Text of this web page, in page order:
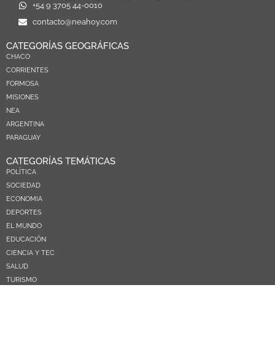
+54 9 3705 44-0010
contacto@neahoy.com
CATEGORÍAS GEOGRÁFICAS
CHACO
CORRIENTES
FORMOSA
MISIONES
NEA
ARGENTINA
PARAGUAY
CATEGORÍAS TEMÁTICAS
POLÍTICA
SOCIEDAD
ECONOMIA
DEPORTES
EL MUNDO
EDUCACIÓN
CIENCIA Y TEC
SALUD
TURISMO